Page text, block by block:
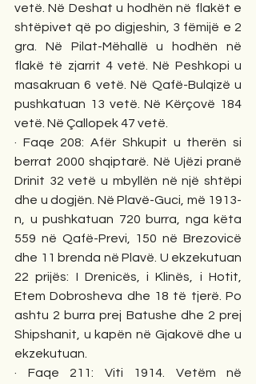
vetë. Në Deshat u hodhën në flakët e
shtëpivet që po digjeshin, 3 fëmijë e 2
gra. Në Pilat-Mëhallë u hodhën në
flakë të zjarrit 4 vetë. Në Peshkopi u
masakruan 6 vetë. Në Qafë-Bulqizë u
pushkatuan 13 vetë. Në Kërçovë 184
vetë. Në Çallopek 47 vetë.
· Faqe 208: Afër Shkupit u therën si
berrat 2000 shqiptarë. Në Ujëzi pranë
Drinit 32 vetë u mbyllën në një shtëpi
dhe u dogjën. Në Plavë-Guci, më 1913-
n, u pushkatuan 720 burra, nga këta
559 në Qafë-Previ, 150 në Brezovicë
dhe 11 brenda në Plavë. U ekzekutuan
22 prijës: I Drenicës, i Klinës, i Hotit,
Etem Dobrosheva dhe 18 të tjerë. Po
ashtu 2 burra prej Batushe dhe 2 prej
Shipshanit, u kapën në Gjakovë dhe u
ekzekutuan.
· Faqe 211: Viti 1914. Vetëm në